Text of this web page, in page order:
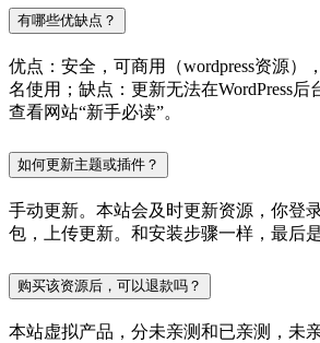
有哪些优缺点？
优点：安全，可商用（wordpress资源）
名使用；缺点：更新无法在WordPress
查看网站“新手必读”。
如何更新主题或插件？
手动更新。本站会及时更新资源，你登
包，上传更新。和安装步骤一样，最后
购买该资源后，可以退款吗？
本站虚拟产品，分未亲测和已亲测，未